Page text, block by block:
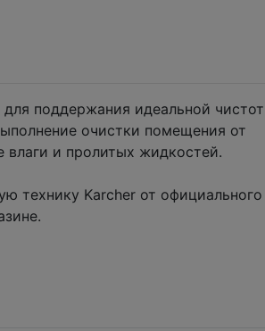
поддержания идеальной
очистки помещения от
влаги и пролитых жидкостей.
технику Karcher от официального